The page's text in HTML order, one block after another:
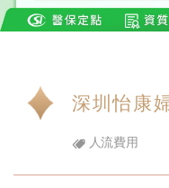
深圳怡康
人流費用